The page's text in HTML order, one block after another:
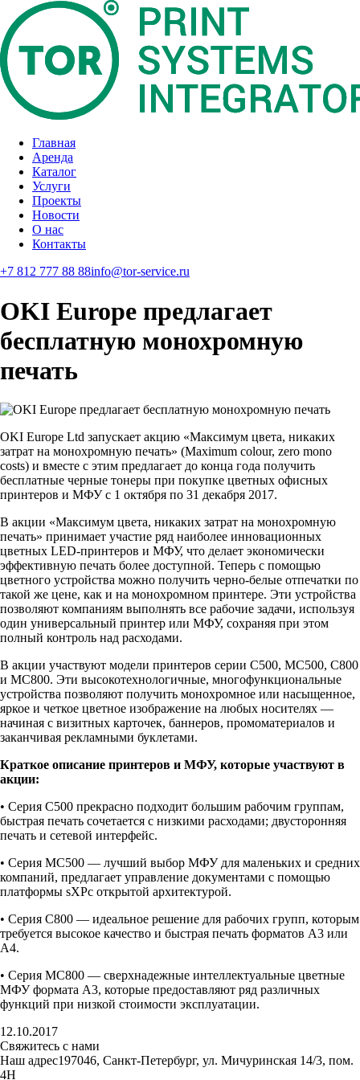
Главная
Аренда
Каталог
Услуги
Проекты
Новости
О нас
Контакты
+7 812 777 88 88info@tor-service.ru
OKI Europe предлагает
бесплатную монохромную
печать
OKI Europe Ltd запускает акцию «Максимум цвета, никаких
затрат на монохромную печать» (Maximum colour, zero mono
costs) и вместе с этим предлагает до конца года получить
бесплатные черные тонеры при покупке цветных офисных
принтеров и МФУ с 1 октября по 31 декабря 2017.
В акции «Максимум цвета, никаких затрат на монохромную
печать» принимает участие ряд наиболее инновационных
цветных LED-принтеров и МФУ, что делает экономически
эффективную печать более доступной. Теперь с помощью
цветного устройства можно получить черно-белые отпечатки по
такой же цене, как и на монохромном принтере. Эти устройства
позволяют компаниям выполнять все рабочие задачи, используя
один универсальный принтер или МФУ, сохраняя при этом
полный контроль над расходами.
В акции участвуют модели принтеров серии C500, MC500, C800
и МС800. Эти высокотехнологичные, многофункциональные
устройства позволяют получить монохромное или насыщенное,
яркое и четкое цветное изображение на любых носителях —
начиная с визитных карточек, баннеров, промоматериалов и
заканчивая рекламными буклетами.
Краткое описание принтеров и МФУ, которые участвуют в
акции:
• Серия C500 прекрасно подходит большим рабочим группам,
быстрая печать сочетается с низкими расходами; двусторонняя
печать и сетевой интерфейс.
• Серия MC500 — лучший выбор МФУ для маленьких и средних
компаний, предлагает управление документами с помощью
платформы sXPс открытой архитектурой.
• Серия C800 — идеальное решение для рабочих групп, которым
требуется высокое качество и быстрая печать форматов A3 или
A4.
• Серия MC800 — сверхнадежные интеллектуальные цветные
МФУ формата А3, которые предоставляют ряд различных
функций при низкой стоимости эксплуатации.
12.10.2017
Свяжитесь с нами
Наш адрес197046, Санкт-Петербург, ул. Мичуринская 14/3, пом.
4Н